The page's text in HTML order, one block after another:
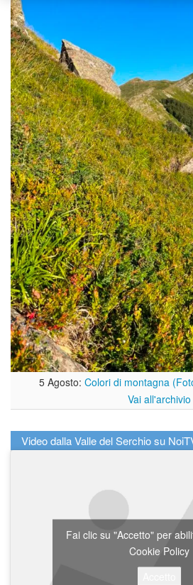
5 Agosto: Colori di montagna
Vai all'archivio
Video dalla Valle del Serchio su
Fai clic su "Accetto" per
Cookie Policy